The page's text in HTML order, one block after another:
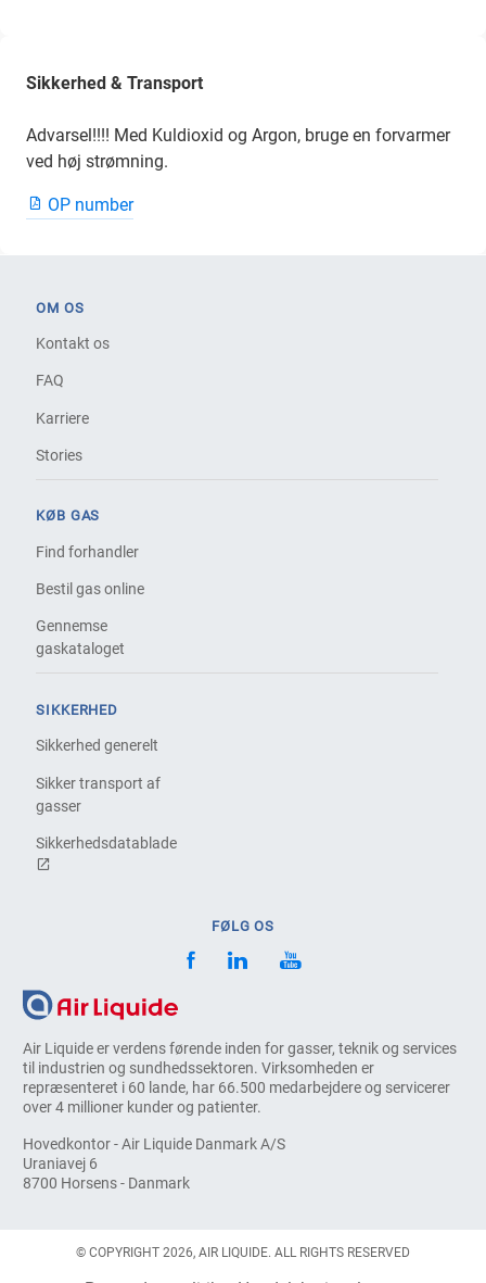
Sikkerhed & Transport
Advarsel!!!! Med Kuldioxid og Argon, bruge en forvarmer
ved høj strømning.
OP number
Air Liquide er verdens førende inden for gasser, teknik og services
til industrien og sundhedssektoren. Virksomheden er
repræsenteret i 60 lande, har 66.500 medarbejdere og servicerer
over 4 millioner kunder og patienter.
Hovedkontor - Air Liquide Danmark A/S
Uraniavej 6
8700 Horsens - Danmark
OM OS
Kontakt os
FAQ
Karriere
Stories
KØB GAS
Find forhandler
Bestil gas online
Gennemse
gaskataloget
SIKKERHED
Sikkerhed generelt
Sikker transport af
gasser
Sikkerhedsdatablade
FØLG OS
© COPYRIGHT 2026, AIR LIQUIDE. ALL RIGHTS RESERVED